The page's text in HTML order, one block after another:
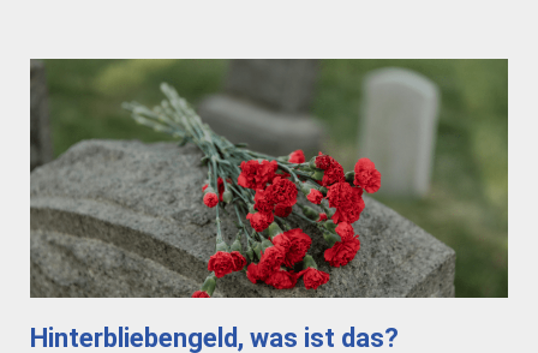
Hinterbliebengeld, was ist das?